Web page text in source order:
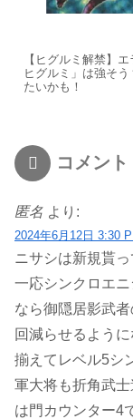
【ヒグルミ解禁】
ヒグルミ」は強そ
たいかも！
コメント
匿名 より:
2024年6月12日 3:30
ニサシは新規貰
一応シンクロエ
なら御隠居影武
回減らせるよう
揃えてレベル5シ
軍大将も折角武
は門カウンター4